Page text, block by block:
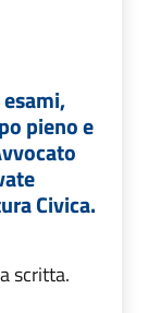
pieno e
Civica.
scritta.